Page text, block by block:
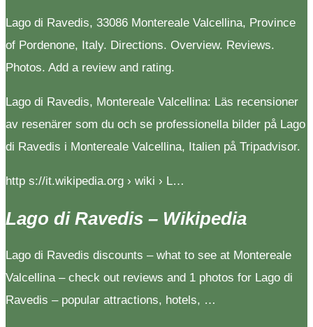
Lago di Ravedis, 33086 Montereale Valcellina, Province
of Pordenone, Italy. Directions. Overview. Reviews.
Photos. Add a review and rating.
Lago di Ravedis, Montereale Valcellina: Läs recensioner
av resenärer som du och se professionella bilder på Lago
di Ravedis i Montereale Valcellina, Italien på Tripadvisor.
http s://it.wikipedia.org › wiki › L…
Lago di Ravedis – Wikipedia
Lago di Ravedis discounts – what to see at Montereale
Valcellina – check out reviews and 1 photos for Lago di
Ravedis – popular attractions, hotels, …